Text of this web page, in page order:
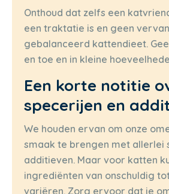
Onthoud dat zelfs een
een traktatie is en geen
gebalanceerd kattendieet.
en toe en in kleine
Een korte notitie
specerijen en
We houden ervan om onze
smaak te brengen met allerlei
additieven. Maar voor katten
ingrediënten van onschuldig
variëren. Zorg ervoor dat je